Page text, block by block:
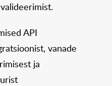
API
vanade
ja